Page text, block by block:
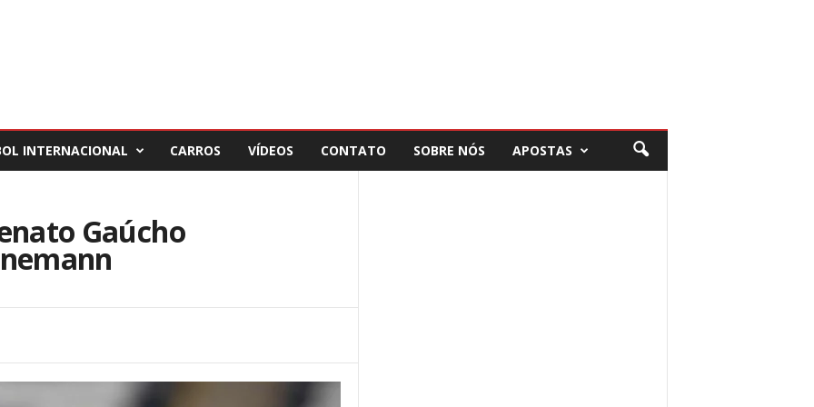
INTERNACIONAL CARROS VÍDEOS CONTATO SOBRE NÓS APOSTAS
Gaúcho